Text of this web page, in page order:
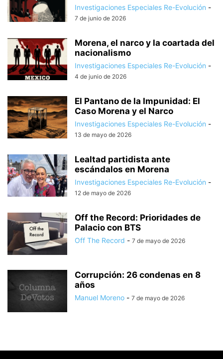
Investigaciones Especiales Re-Evolución -
7 de junio de 2026
Morena, el narco y la coartada del
nacionalismo
Investigaciones Especiales Re-Evolución -
4 de junio de 2026
El Pantano de la Impunidad: El
Caso Morena y el Narco
Investigaciones Especiales Re-Evolución -
13 de mayo de 2026
Lealtad partidista ante
escándalos en Morena
Investigaciones Especiales Re-Evolución -
12 de mayo de 2026
Off the Record: Prioridades de
Palacio con BTS
Off The Record - 7 de mayo de 2026
Corrupción: 26 condenas en 8
años
Manuel Moreno - 7 de mayo de 2026